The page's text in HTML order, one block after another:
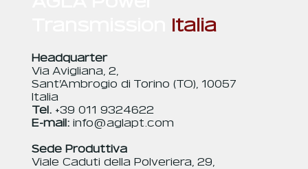
Italia
Headquarter
Via Avigliana, 2,
Sant’Ambrogio di Torino (TO), 10057
Italia
Tel.+39 011 9324622
E-mail: info@aglapt.com
Sede Produttiva
Viale Caduti della Polveriera, 29,